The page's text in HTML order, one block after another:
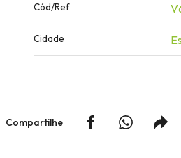
Cód/Ref
Cidade
Compartilhe